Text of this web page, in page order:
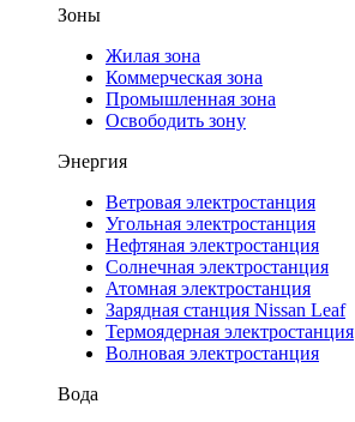
Зоны
Жилая зона
Коммерческая зона
Промышленная зона
Освободить зону
Энергия
Ветровая электростанция
Угольная электростанция
Нефтяная электростанция
Солнечная электростанция
Атомная электростанция
Зарядная станция Nissan Leaf
Термоядерная электростанция
Волновая электростанция
Вода